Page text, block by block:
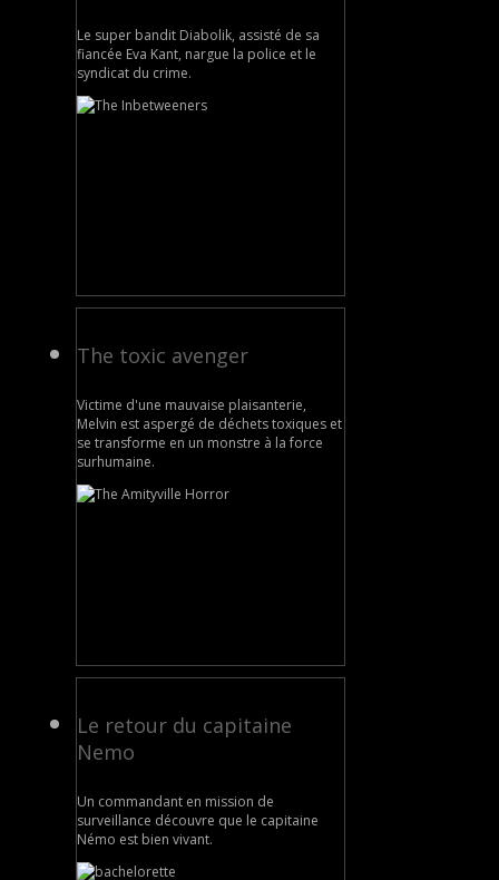
Le super bandit Diabolik, assisté de sa
fiancée Eva Kant, nargue la police et le
syndicat du crime.
The toxic avenger
Victime d'une mauvaise plaisanterie,
Melvin est aspergé de déchets toxiques et
se transforme en un monstre à la force
surhumaine.
Le retour du capitaine
Nemo
Un commandant en mission de
surveillance découvre que le capitaine
Némo est bien vivant.